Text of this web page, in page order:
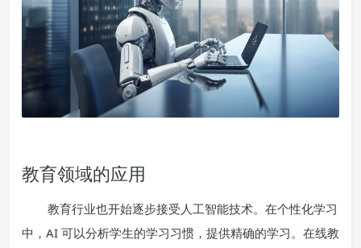
教育领域的应用
教育行业也开始逐步接受人工智能技术。在个性化学习
中，AI 可以分析学生的学习习惯，提供精确的学习。在线教